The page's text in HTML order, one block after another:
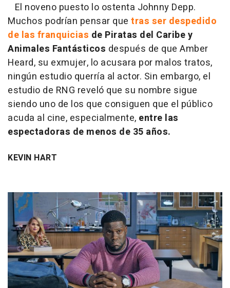
El noveno puesto lo ostenta Johnny Depp.
Muchos podrían pensar que tras ser despedido
de las franquicias de Piratas del Caribe y
Animales Fantásticos después de que Amber
Heard, su exmujer, lo acusara por malos tratos,
ningún estudio querría al actor. Sin embargo, el
estudio de RNG reveló que su nombre sigue
siendo uno de los que consiguen que el público
acuda al cine, especialmente, entre las
espectadoras de menos de 35 años.
KEVIN HART